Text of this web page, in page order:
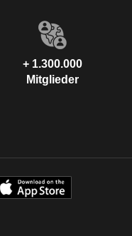
+ 1.300.000
Mitglieder